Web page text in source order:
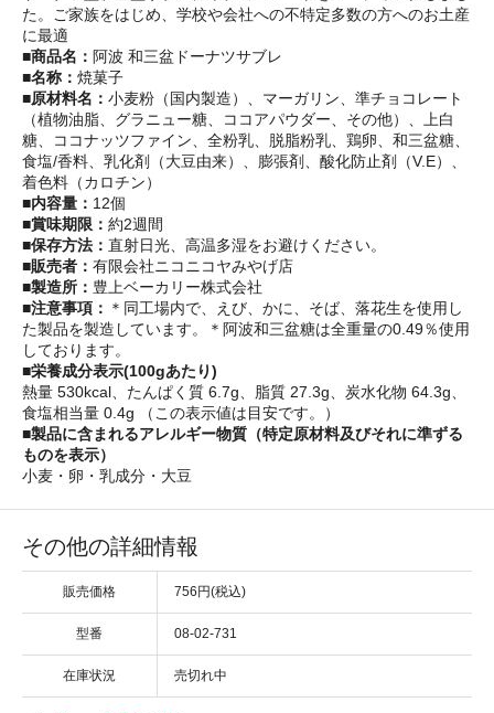
た。ご家族をはじめ、学校や会社への不特定多数の方へのお土産
に最適
■商品名： 阿波 和三盆ドーナツサブレ
■名称： 焼菓子
■原材料名： 小麦粉（国内製造）、マーガリン、準チョコレート
（植物油脂、グラニュー糖、ココアパウダー、その他）、上白
糖、ココナッツファイン、全粉乳、脱脂粉乳、鶏卵、和三盆糖、
食塩/香料、乳化剤（大豆由来）、膨張剤、酸化防止剤（V.E）、
着色料（カロチン）
■内容量： 12個
■賞味期限： 約2週間
■保存方法： 直射日光、高温多湿をお避けください。
■販売者： 有限会社ニコニコヤみやげ店
■製造所： 豊上ベーカリー株式会社
■注意事項： ＊同工場内で、えび、かに、そば、落花生を使用し
た製品を製造しています。＊阿波和三盆糖は全重量の0.49％使用
しております。
■栄養成分表示(100gあたり)
熱量 530kcal、たんぱく質 6.7g、脂質 27.3g、炭水化物 64.3g、
食塩相当量 0.4g （この表示値は目安です。）
■製品に含まれるアレルギー物質（特定原材料及びそれに準ずる
ものを表示）
小麦・卵・乳成分・大豆
その他の詳細情報
販売価格 756円(税込)
型番 08-02-731
在庫状況 売切れ中